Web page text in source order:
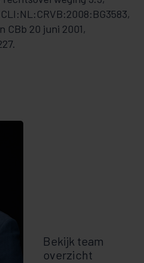
CBb 20 juni 2001,
Bekijk team
overzicht